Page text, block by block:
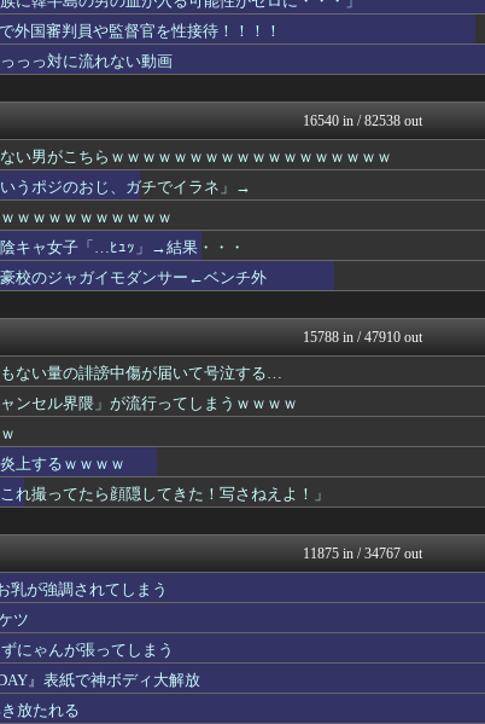
は使いにくいぞ！」
最強ジャンプ放送局
転し2回戦に進出 ...
ファン騒然！←「一体...
海外の反応スポーツ
イスを聞いてダイエット
気団談
新「楽しすぎ...
ラビット速報
達成！ジャックイン！...
パチンコ・パチスロ.com
ックされる・・・
【2ch】ニュー速クオリテ...
なんJ PUSH!!
還元」セール！3,...
が爆発した
初、静岡県勢30年...
フットボール速報
ｗｗｗ
Y速報
の2期やったら良いよね...
カンダタ速報
性への条件が厳しすぎて...
修羅場ハザード -復讐・D...
漫画まとめ速報
日本第一！ニュース録
ぶる速-VIP
しましたよ」
これ次...
わんこーる速報！
wwww
バズッター速報
最大50%オ...
理想ちゃんねる
キニ速
と射程1000kmを...
しまう…
が声明「現在は一切発生し...
キムチ速報
言われました」ｗｗｗｗ
なんJ PRIDE
（衝撃動画）
・【金村美玖・髙橋...
外国審判員や監督官を性接待！！！！
っっ対に流れない動画
16540 in / 82538 out
い男がこちらｗｗｗｗｗｗｗｗｗｗｗｗｗｗｗｗｗｗ
うポジのおじ、ガチでイラネ」→
ｗｗｗｗｗｗｗｗｗｗ
キャ女子「…ﾋｭｯ」→結果・・・
校のジャガイモダンサー←ベンチ外
15788 in / 47910 out
ない量の誹謗中傷が届いて号泣する…
ンセル界隈」が流行ってしまうｗｗｗｗ
上するｗｗｗｗ
れ撮ってたら顔隠してきた！写さねえよ！」
11875 in / 34767 out
乳が強調されてしまう
ツ
にゃんが張ってしまう
』表紙で神ボディ大解放
放たれる